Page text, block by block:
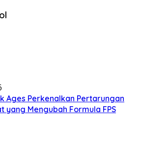
Ages Perkenalkan Pertarungan
yang Mengubah Formula FPS